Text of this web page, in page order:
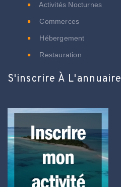
Activités Nocturnes
Commerces
Hébergement
Restauration
S'inscrire À L'annuaire